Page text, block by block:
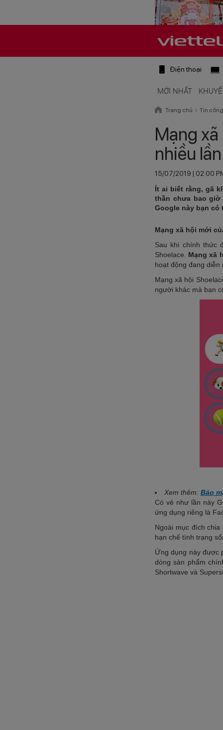
Điện thoại
MỚI NHẤT
Trang chủ Tin
Mạng xã
nhiều
15/07/2019 | 02:00
Ít ai biết rằng, gã
thần chưa bao giờ
Google này bạn
Mạng xã hội mới
Sau khi chính thức
Shoelace. Mạng xã
hoạt động đang
Mạng xã hội
người khác mà bạn
Xem thêm: Bảo
Có vẻ như lần này
ứng dụng riêng là
Ngoài mục đích
hạn chế tình trạng
Ứng dụng này được
dòng sản phẩm
Shortwave và